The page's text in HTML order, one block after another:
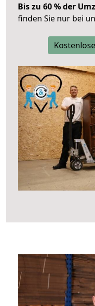
Bis zu 60 % der
finden Sie nur bei